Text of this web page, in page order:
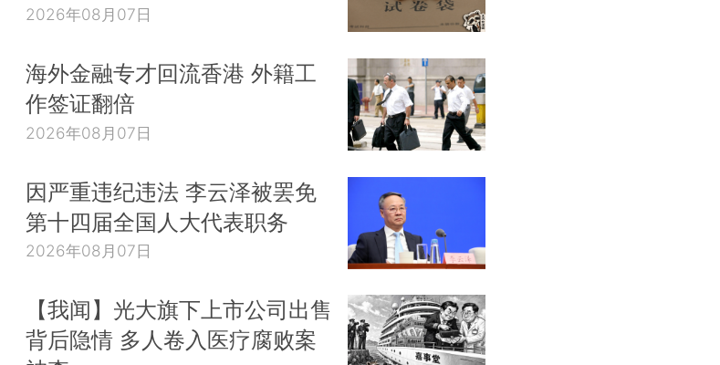
2026年08月07日
海外金融专才回流香港 外籍工
作签证翻倍
2026年08月07日
因严重违纪违法 李云泽被罢免
第十四届全国人大代表职务
2026年08月07日
【我闻】光大旗下上市公司出售
背后隐情 多人卷入医疗腐败案